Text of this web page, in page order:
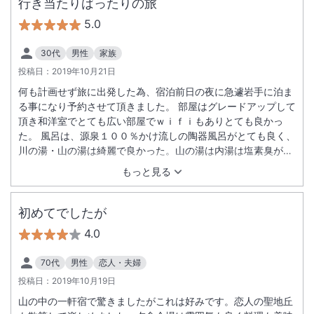
行き当たりばったりの旅
5.0
30代 男性
家族
投稿日： 2019年10月21日
もっと見る
何も計画せず旅に出発した為、宿泊前日の夜に急遽岩手に泊ま
る事になり予約させて頂きました。 部屋はグレードアップして
頂き和洋室でとても広い部屋でｗｉｆｉもありとても良かっ
た。 風呂は、源泉１００％かけ流しの陶器風呂がとても良く、
川の湯・山の湯は綺麗で良かった。山の湯は内湯は塩素臭があ
り外湯はカメムシが多かった。 夕食はハーフビュッフェで備え
付けの料理・バイキング料理、共に味付けがとても良く何を食
べても美味しく大満足。 従業員の皆様も挨拶や丁寧に案内して
頂き好印象。 後々知ったがプロが選ぶ日本のホテル・旅館１０
がありましたら宿泊させて頂きます。
初めてでしたが
4.0
70代 男性
恋人・夫婦
投稿日： 2019年10月19日
山の中の一軒宿で驚きましたがこれは好みです。恋人の聖地丘